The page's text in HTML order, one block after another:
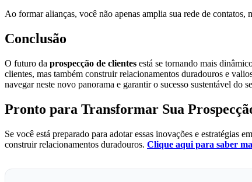
Ao formar alianças, você não apenas amplia sua rede de contatos,
Conclusão
O futuro da prospecção de clientes está se tornando mais
clientes, mas também construir relacionamentos duradouros e
navegar neste novo panorama e garantir o sucesso sustentável do
Pronto para Transformar Sua
Se você está preparado para adotar essas inovações e estratégias
construir relacionamentos duradouros. Clique aqui para saber